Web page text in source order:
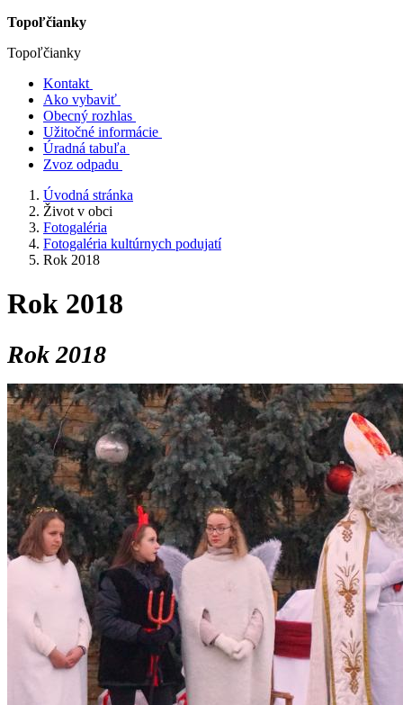
Topoľčianky
Topoľčianky
Kontakt
Ako vybaviť
Obecný rozhlas
Užitočné informácie
Úradná tabuľa
Zvoz odpadu
Úvodná stránka
Život v obci
Fotogaléria
Fotogaléria kultúrnych podujatí
Rok 2018
Rok 2018
Rok 2018